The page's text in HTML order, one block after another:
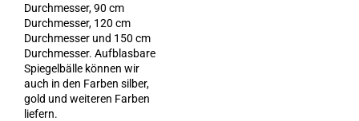
Durchmesser, 90 cm
Durchmesser, 120 cm
Durchmesser und 150 cm
Durchmesser. Aufblasbare
Spiegelbälle können wir
auch in den Farben silber,
gold und weiteren Farben
liefern.